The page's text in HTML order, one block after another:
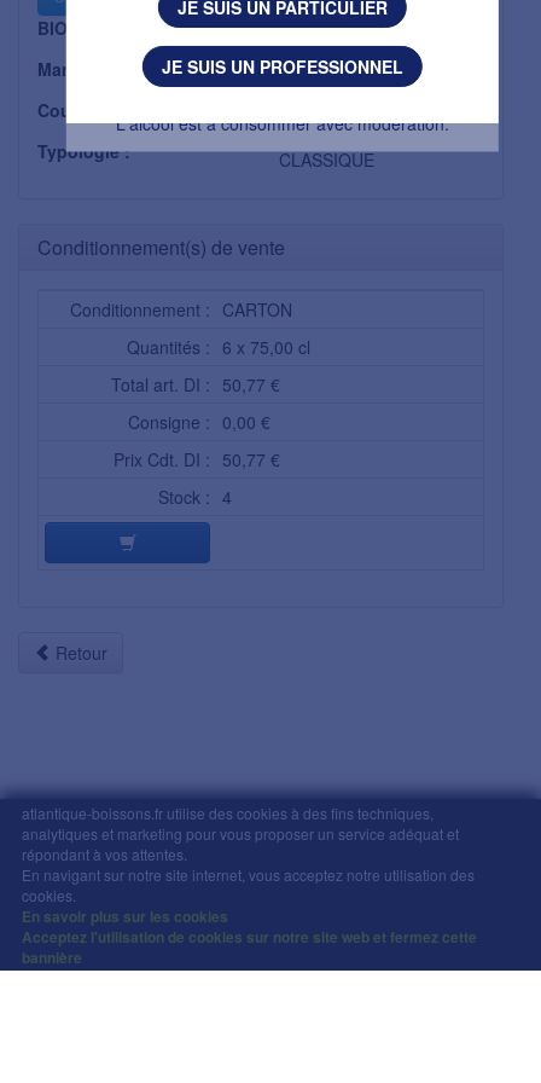
atlantique-boissons.fr utilise des cookies à des fins techniques,
analytiques et marketing pour vous proposer un service adéquat et
répondant à vos attentes.
En navigant sur notre site internet, vous acceptez notre utilisation des
cookies.
En savoir plus sur les cookies
Acceptez l'utilisation de cookies sur notre site web et fermez cette
bannière
BIO :
Non
Marque :
CASTEL FRERES
Couleur :
ROSE
Typologie :
CLASSIQUE
Conditionnement(s) de vente
Conditionnement : CARTON
Quantités : 6 x 75,00 cl
Total art. DI : 50,77 €
Consigne : 0,00 €
Prix Cdt. DI : 50,77 €
Stock : 4
Retour
Mentions légales-
Copyright © Atlantique Boissons Nantes / Devacom 2026
L'abus d'alcool est dangereux pour la santé, à
consommer avec modération.
L'alcool est à consommer avec modération.
JE SUIS UN PARTICULIER
JE SUIS UN PROFESSIONNEL